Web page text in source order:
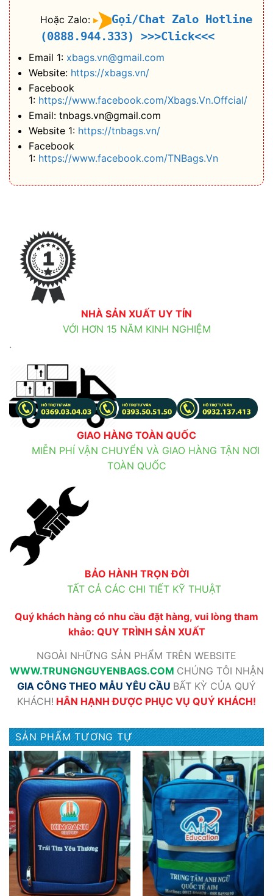
Hoặc Zalo:
Gọi/Chat Zalo Hotline
(0888.944.333)
>>>Click<<<
Email 1: xbags.vn@gmail.com
Website: https://xbags.vn/
Facebook
1: https://www.facebook.com/Xbags.Vn.Offcial/
Email: tnbags.vn@gmail.com
Website 1: https://tnbags.vn/
Facebook
1: https://www.facebook.com/TNBags.Vn
NHÀ SẢN XUẤT UY TÍN
VỚI HƠN 15 NĂM KINH NGHIỆM
.
GIAO HÀNG TOÀN QUỐC
MIỄN PHÍ VẬN CHUYỂN VÀ GIAO HÀNG TẬN NƠI
TOÀN QUỐC
BẢO HÀNH TRỌN ĐỜI
TẤT CẢ CÁC CHI TIẾT KỸ THUẬT
Quý khách hàng có nhu cầu đặt hàng, vui lòng tham
khảo: QUY TRÌNH SẢN XUẤT
NGOÀI NHỮNG SẢN PHẨM TRÊN WEBSITE
WWW.TRUNGNGUYENBAGS.COM CHÚNG TÔI NHẬN
GIA CÔNG THEO MẪU YÊU CẦU BẤT KỲ CỦA QUÝ
KHÁCH! HÂN HẠNH ĐƯỢC PHỤC VỤ QUÝ KHÁCH!
SẢN PHẨM TƯƠNG TỰ